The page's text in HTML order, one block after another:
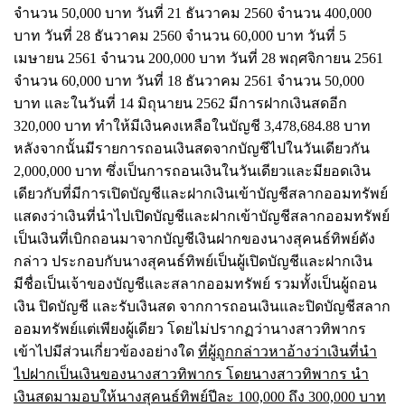
จำนวน 50,000 บาท วันที่ 21 ธันวาคม 2560 จำนวน 400,000
บาท วันที่ 28 ธันวาคม 2560 จำนวน 60,000 บาท วันที่ 5
เมษายน 2561 จำนวน 200,000 บาท วันที่ 28 พฤศจิกายน 2561
จำนวน 60,000 บาท วันที่ 18 ธันวาคม 2561 จำนวน 50,000
บาท และในวันที่ 14 มิถุนายน 2562 มีการฝากเงินสดอีก
320,000 บาท ทำให้มีเงินคงเหลือในบัญชี 3,478,684.88 บาท
หลังจากนั้นมีรายการถอนเงินสดจากบัญชีไปในวันเดียวกัน
2,000,000 บาท ซึ่งเป็นการถอนเงินในวันเดียวและมียอดเงิน
เดียวกับที่มีการเปิดบัญชีและฝากเงินเข้าบัญชีสลากออมทรัพย์
แสดงว่าเงินที่นำไปเปิดบัญชีและฝากเข้าบัญชีสลากออมทรัพย์
เป็นเงินที่เบิกถอนมาจากบัญชีเงินฝากของนางสุคนธ์ทิพย์ดัง
กล่าว ประกอบกับนางสุคนธ์ทิพย์เป็นผู้เปิดบัญชีและฝากเงิน
มีชื่อเป็นเจ้าของบัญชีและสลากออมทรัพย์ รวมทั้งเป็นผู้ถอน
เงิน ปิดบัญชี และรับเงินสด จากการถอนเงินและปิดบัญชีสลาก
ออมทรัพย์แต่เพียงผู้เดียว โดยไม่ปรากฏว่านางสาวทิพากร
เข้าไปมีส่วนเกี่ยวข้องอย่างใด ที่ผู้ถูกกล่าวหาอ้างว่าเงินที่นำ
ไปฝากเป็นเงินของนางสาวทิพากร โดยนางสาวทิพากร นำ
เงินสดมามอบให้นางสุคนธ์ทิพย์ปีละ 100,000 ถึง 300,000 บาท